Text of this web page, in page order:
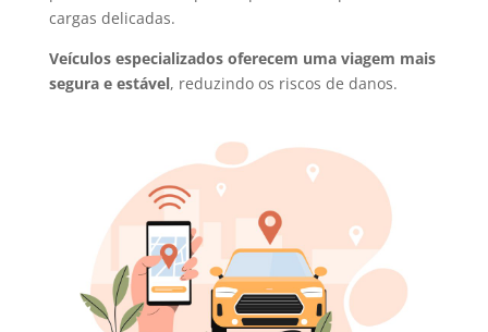
cargas delicadas.
Veículos especializados oferecem uma viagem mais
segura e estável, reduzindo os riscos de danos.